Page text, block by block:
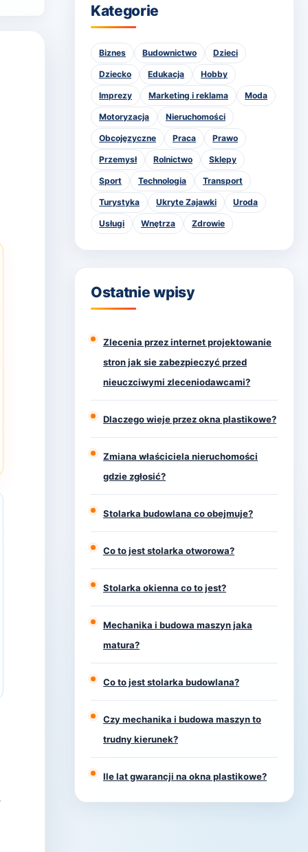
Kategorie
Biznes Budownictwo Dzieci
Dziecko Edukacja Hobby
Imprezy Marketing i reklama Moda
Motoryzacja Nieruchomości
Obcojęzyczne Praca Prawo
Przemysł Rolnictwo Sklepy
Sport Technologia Transport
Turystyka Ukryte Zajawki Uroda
Usługi Wnętrza Zdrowie
Ostatnie wpisy
Zlecenia przez internet projektowanie
stron jak sie zabezpieczyć przed
nieuczciwymi zleceniodawcami?
Dlaczego wieje przez okna plastikowe?
Zmiana właściciela nieruchomości
gdzie zgłosić?
Stolarka budowlana co obejmuje?
Co to jest stolarka otworowa?
Stolarka okienna co to jest?
Mechanika i budowa maszyn jaka
matura?
Co to jest stolarka budowlana?
Czy mechanika i budowa maszyn to
trudny kierunek?
Ile lat gwarancji na okna plastikowe?